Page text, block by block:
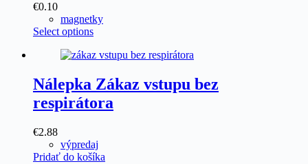
€0.10
magnetky
Select options
Nálepka Zákaz vstupu bez
respirátora
€2.88
výpredaj
Pridať do košíka